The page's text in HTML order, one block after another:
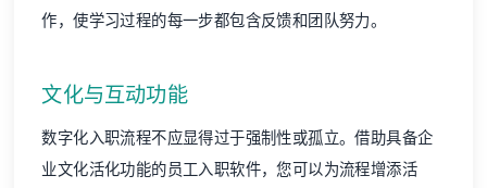
作，使学习过程的每一步都包含反馈和团队努力。
文化与互动功能
数字化入职流程不应显得过于强制性或孤立。借助具备企
业文化活化功能的员工入职软件，您可以为流程增添活